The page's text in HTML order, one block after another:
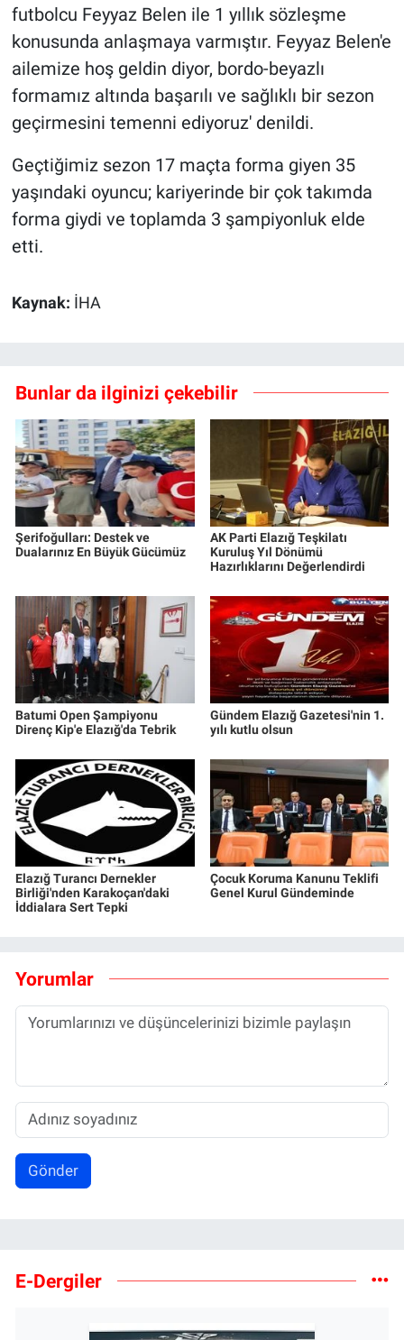
futbolcu Feyyaz Belen ile 1 yıllık sözleşme
konusunda anlaşmaya varmıştır. Feyyaz Belen'e
ailemize hoş geldin diyor, bordo-beyazlı
formamız altında başarılı ve sağlıklı bir sezon
geçirmesini temenni ediyoruz' denildi.
Geçtiğimiz sezon 17 maçta forma giyen 35
yaşındaki oyuncu; kariyerinde bir çok takımda
forma giydi ve toplamda 3 şampiyonluk elde
etti.
Kaynak: İHA
Bunlar da ilginizi çekebilir
Şerifoğulları: Destek ve
Dualarınız En Büyük Gücümüz
AK Parti Elazığ Teşkilatı
Kuruluş Yıl Dönümü
Hazırlıklarını Değerlendirdi
Batumi Open Şampiyonu
Direnç Kip'e Elazığ'da Tebrik
Gündem Elazığ Gazetesi'nin 1.
yılı kutlu olsun
Elazığ Turancı Dernekler
Birliği'nden Karakoçan'daki
İddialara Sert Tepki
Çocuk Koruma Kanunu Teklifi
Genel Kurul Gündeminde
Yorumlar
Gönder
E-Dergiler